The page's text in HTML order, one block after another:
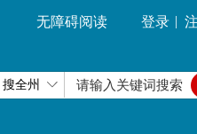
无障碍阅读 登录 |
搜全州